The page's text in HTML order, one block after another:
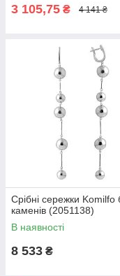
3 105,75 ₴ 4 141 ₴
Срібні сережки Komilfo
каменів (2051138)
В наявності
8 533 ₴